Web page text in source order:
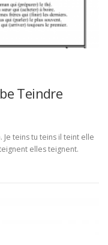
Teindre
Je teins tu teins il teint elle
elles teignent.